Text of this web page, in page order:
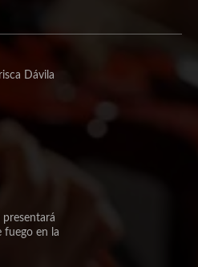
Dávila
fuego en la